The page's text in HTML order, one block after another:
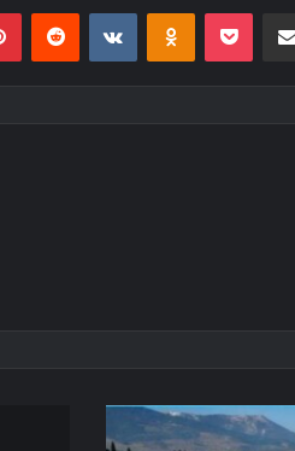
PinterestReddit VKontakteOdnoklassniki
Pocket